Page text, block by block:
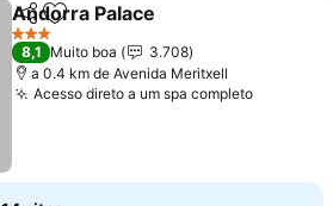
PartilharAdicionar aos favoritos
Andorra Palace
3 Estrelas
8,1 Muito boa
3.708
a 0.4 km de Avenida Meritxell
Acesso direto a um spa completoVer